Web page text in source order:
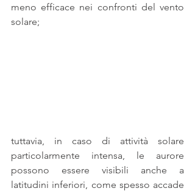
meno efficace nei confronti del vento
solare;
tuttavia, in caso di attività solare
particolarmente intensa, le aurore
possono essere visibili anche a
latitudini inferiori, come spesso accade